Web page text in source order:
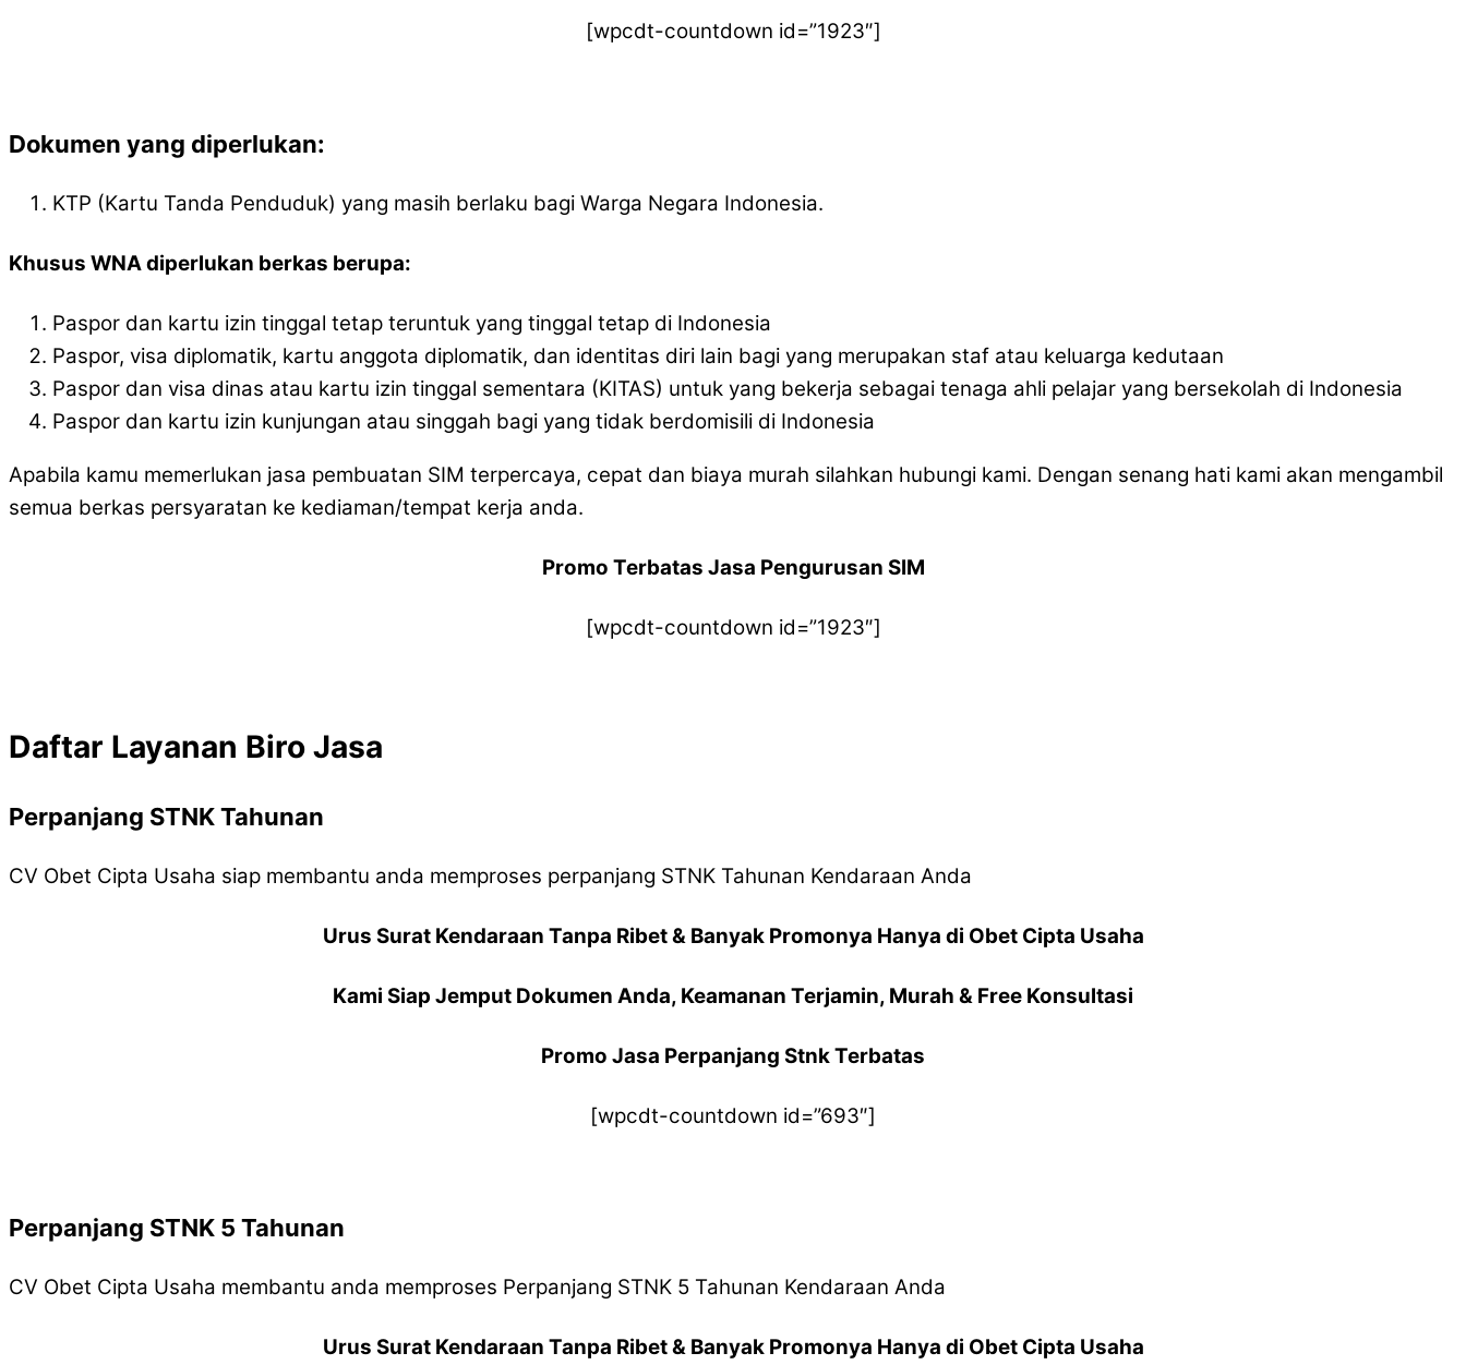
[wpcdt-countdown id=”1923″]
Dokumen yang diperlukan:
KTP (Kartu Tanda Penduduk) yang masih berlaku bagi Warga Negara Indonesia.
Khusus WNA diperlukan berkas berupa:
Paspor dan kartu izin tinggal tetap teruntuk yang tinggal tetap di Indonesia
Paspor, visa diplomatik, kartu anggota diplomatik, dan identitas diri lain bagi yang merupakan staf atau keluarga kedutaan
Paspor dan visa dinas atau kartu izin tinggal sementara (KITAS) untuk yang bekerja sebagai tenaga ahli pelajar yang bersekolah di Indonesia
Paspor dan kartu izin kunjungan atau singgah bagi yang tidak berdomisili di Indonesia
Apabila kamu memerlukan jasa pembuatan SIM terpercaya, cepat dan biaya murah silahkan hubungi kami. Dengan senang hati kami akan mengambil
semua berkas persyaratan ke kediaman/tempat kerja anda.
Promo Terbatas Jasa Pengurusan SIM
[wpcdt-countdown id=”1923″]
Daftar Layanan Biro Jasa
Perpanjang STNK Tahunan
CV Obet Cipta Usaha siap membantu anda memproses perpanjang STNK Tahunan Kendaraan Anda
Urus Surat Kendaraan Tanpa Ribet & Banyak Promonya Hanya di Obet Cipta Usaha
Kami Siap Jemput Dokumen Anda, Keamanan Terjamin, Murah & Free Konsultasi
Promo Jasa Perpanjang Stnk Terbatas
[wpcdt-countdown id=”693″]
Perpanjang STNK 5 Tahunan
CV Obet Cipta Usaha membantu anda memproses Perpanjang STNK 5 Tahunan Kendaraan Anda
Urus Surat Kendaraan Tanpa Ribet & Banyak Promonya Hanya di Obet Cipta Usaha